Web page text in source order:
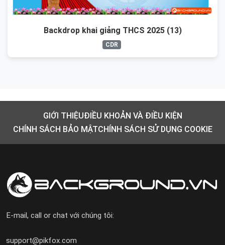
Backdrop khai giảng THCS 2025 (13)
CDR
GIỚI THIỆUĐIỀU KHOẢN VÀ ĐIỀU KIỆN
CHÍNH SÁCH BẢO MẬTCHÍNH SÁCH SỬ DỤNG COOKIE
E-mail, call or chat với chúng tôi:
support@pikfox.com